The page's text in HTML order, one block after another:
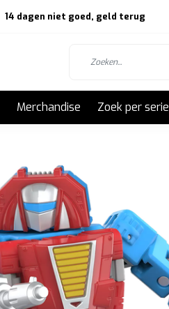
14 dagen niet goed, geld terug
Merchandise Zoek per serie